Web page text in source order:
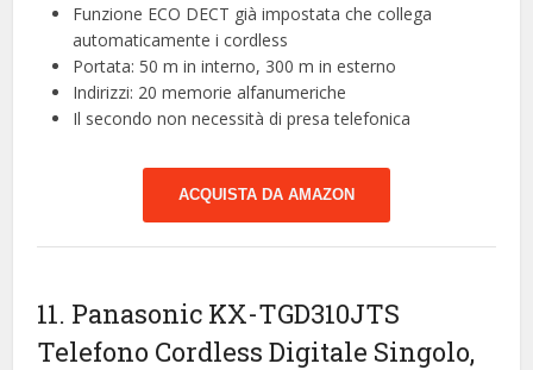
Funzione ECO DECT già impostata che collega
automaticamente i cordless
Portata: 50 m in interno, 300 m in esterno
Indirizzi: 20 memorie alfanumeriche
Il secondo non necessità di presa telefonica
ACQUISTA DA AMAZON
11. Panasonic KX-TGD310JTS
Telefono Cordless Digitale Singolo,